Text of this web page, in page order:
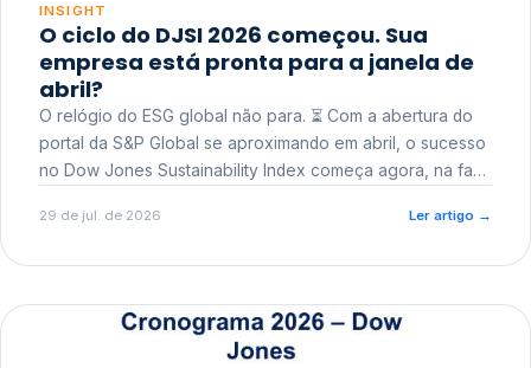
INSIGHT
O ciclo do DJSI 2026 começou. Sua
empresa está pronta para a janela de
abril?
O relógio do ESG global não para. ⏳ Com a abertura do
portal da S&P Global se aproximando em abril, o sucesso
no Dow Jones Sustainability Index começa agora, na fase
29 de jul. de 2026 Ler artigo →